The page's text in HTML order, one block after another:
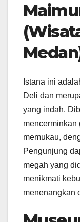
Istana ini
Deli dan
yang indah.
mencerminkan
memukau,
Pengunjung
megah yang
menikmati
menenangkan